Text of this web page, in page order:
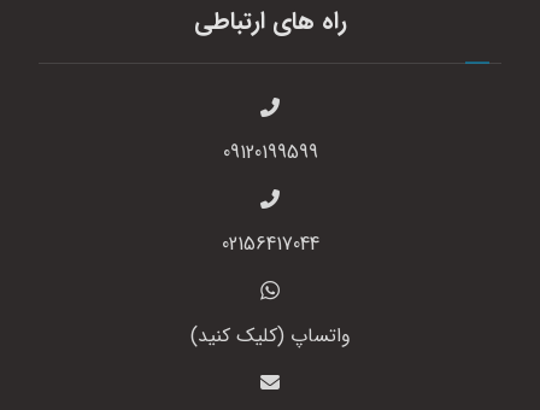
راه های ارتباطی
09120199599
02156417044
واتساپ (کلیک کنید)